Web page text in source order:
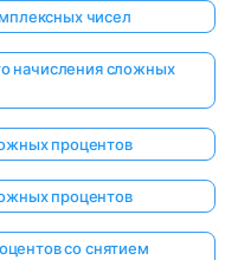
чисел
начисления сложных
процентов
процентов
со снятием